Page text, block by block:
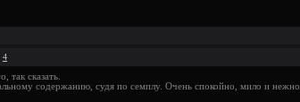
4
так сказать.
содержанию, судя по семплу. Очень спокойно, мило и нежно.